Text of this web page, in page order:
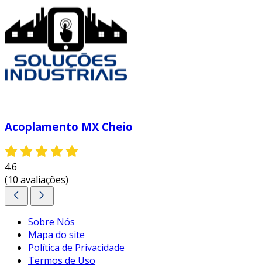
Acoplamento MX Cheio
4.6
(10 avaliações)
Sobre Nós
Mapa do site
Política de Privacidade
Termos de Uso